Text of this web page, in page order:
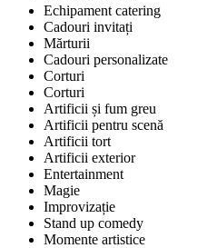
Echipament catering
Cadouri invitați
Mărturii
Cadouri personalizate
Corturi
Corturi
Artificii și fum greu
Artificii pentru scenă
Artificii tort
Artificii exterior
Entertainment
Magie
Improvizație
Stand up comedy
Momente artistice